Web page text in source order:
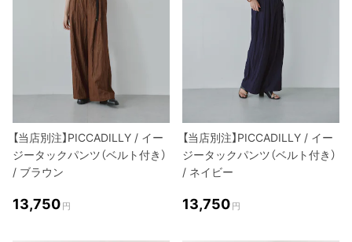
【当店別注】PICCADILLY / イー
ジータックパンツ（ベルト付き）
/ ブラウン
13,750 円
【当店別注】PICCADILLY / イー
ジータックパンツ（ベルト付き）
/ ネイビー
13,750 円